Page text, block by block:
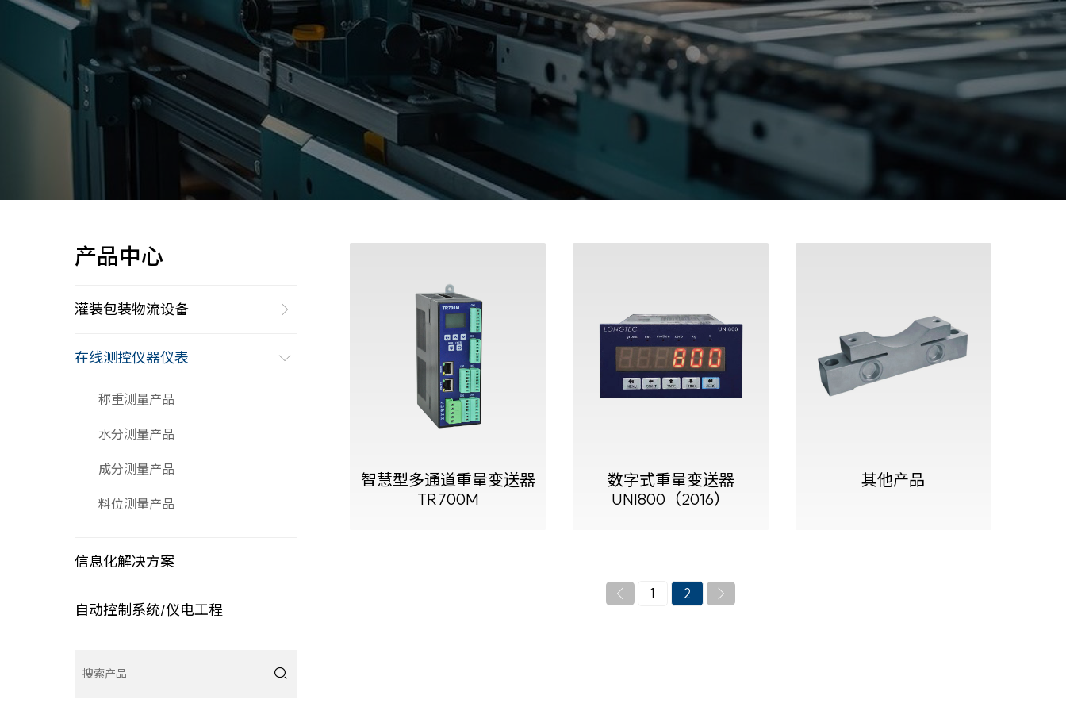
产品中心
灌装包装物流设备 
在线测控仪器仪表 
称重测量产品
水分测量产品
成分测量产品
料位测量产品
信息化解决方案
自动控制系统/仪电工程

智慧型多通道重量变送器
TR700M
数字式重量变送器
UNI800（2016）
其他产品
 1 2 